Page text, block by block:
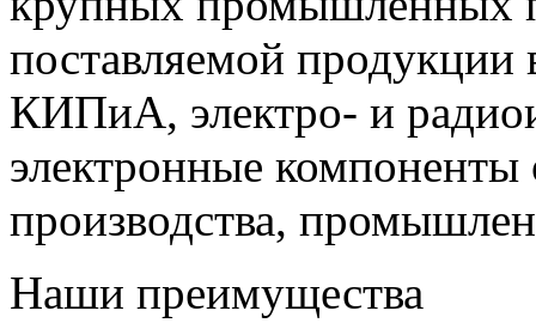
поставляемой продукции
КИПиА, электро- и
электронные компоненты
производства,
Наши преимущества